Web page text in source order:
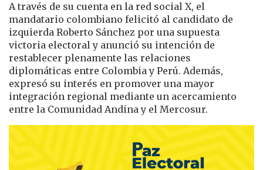
A través de su cuenta en la red social X, el
mandatario colombiano felicitó al candidato de
izquierda Roberto Sánchez por una supuesta
victoria electoral y anunció su intención de
restablecer plenamente las relaciones
diplomáticas entre Colombia y Perú. Además,
expresó su interés en promover una mayor
integración regional mediante un acercamiento
entre la Comunidad Andina y el Mercosur.